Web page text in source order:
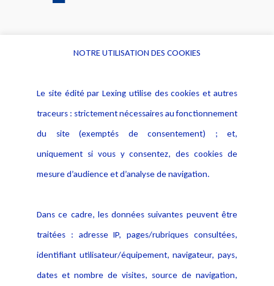
Alerte professionnelle
Déclaration d'accessibilité
Notice Légale
Politique de protection des
données
Publications
NOTRE UTILISATION DES COOKIES
Le site édité par Lexing utilise des cookies et autres
traceurs : strictement nécessaires au fonctionnement
du site (exemptés de consentement) ; et,
uniquement si vous y consentez, des cookies de
mesure d’audience et d’analyse de navigation.
Dans ce cadre, les données suivantes peuvent être
traitées : adresse IP, pages/rubriques consultées,
identifiant utilisateur/équipement, navigateur, pays,
dates et nombre de visites, source de navigation,